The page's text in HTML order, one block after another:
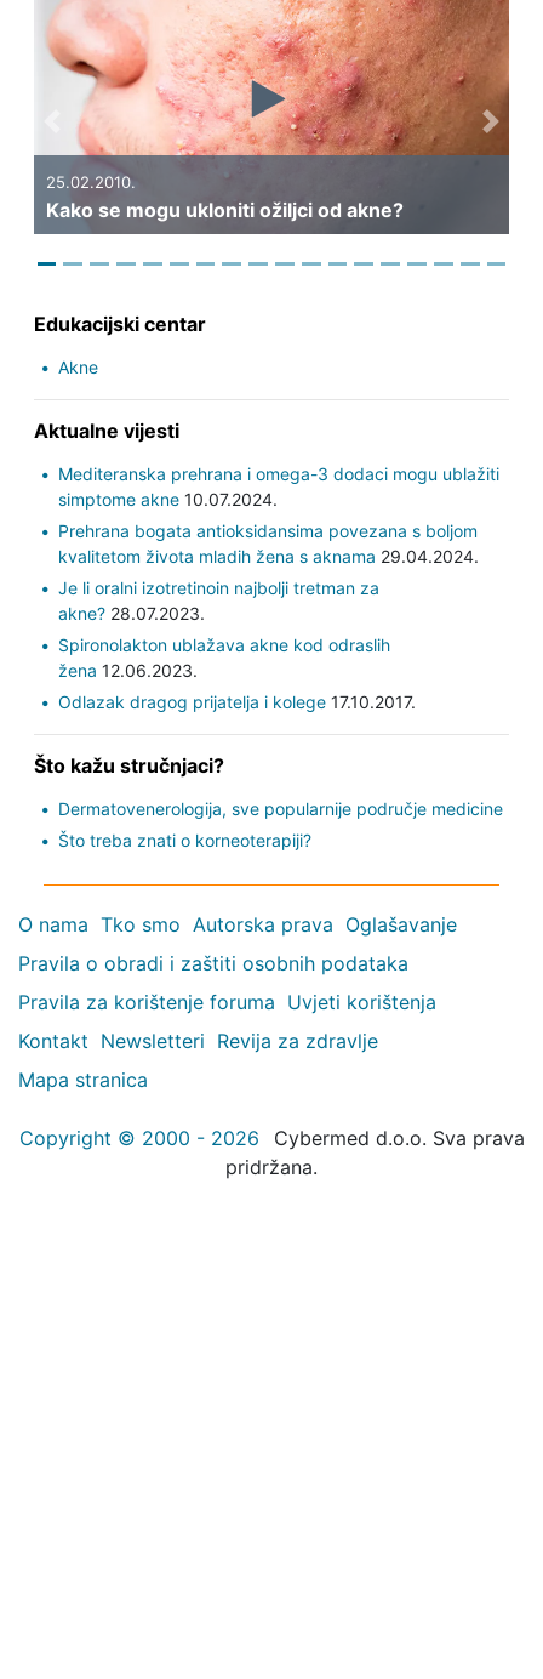
25.02.2010.
Kako se mogu ukloniti ožiljci od akne?
Previous Next
Edukacijski centar
Akne
Aktualne vijesti
Mediteranska prehrana i omega-3 dodaci mogu ublažiti
simptome akne10.07.2024.
Prehrana bogata antioksidansima povezana s boljom
kvalitetom života mladih žena s aknama 29.04.2024.
Je li oralni izotretinoin najbolji tretman za
akne?28.07.2023.
Spironolakton ublažava akne kod odraslih
žena 12.06.2023.
Odlazak dragog prijatelja i kolege17.10.2017.
Što kažu stručnjaci?
Dermatovenerologija, sve popularnije područje medicine
Što treba znati o korneoterapiji?
O nama Tko smo Autorska prava Oglašavanje
Pravila o obradi i zaštiti osobnih podataka
Pravila za korištenje foruma Uvjeti korištenja
Kontakt Newsletteri Revija za zdravlje
Mapa stranica
Copyright © 2000 - 2026
Cybermed d.o.o. Sva prava
pridržana.